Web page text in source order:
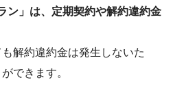
ン」は、定期契約や解約違約金
解約違約金は発生しないた
できます。